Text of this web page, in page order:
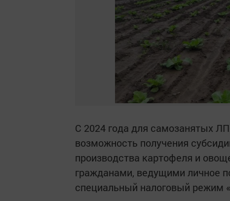
С 2024 года для самозанятых
возможность получения
производства картофеля и
гражданами, ведущими личное
специальный налоговый режим